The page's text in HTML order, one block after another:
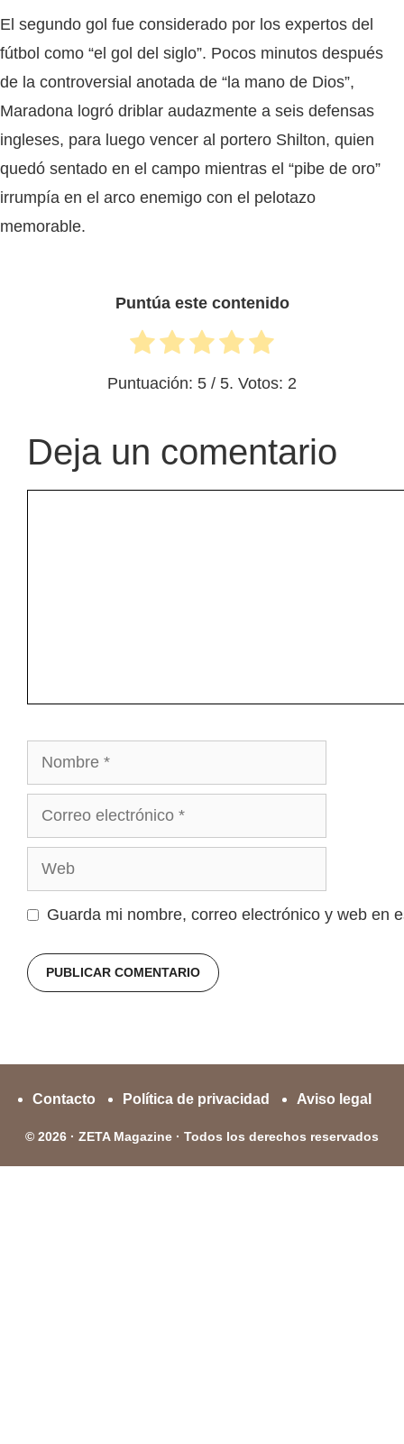
El segundo gol fue considerado por los expertos del
fútbol como “el gol del siglo”. Pocos minutos después
de la controversial anotada de “la mano de Dios”,
Maradona logró driblar audazmente a seis defensas
ingleses, para luego vencer al portero Shilton, quien
quedó sentado en el campo mientras el “pibe de oro”
irrumpía en el arco enemigo con el pelotazo
memorable.
Puntúa este contenido
Puntuación: 5 / 5. Votos: 2
Deja un comentario
Nombre
Correo
electrónico
Web
Guarda mi nombre, correo electrónico y web en
Contacto Política de privacidad Aviso legal
© 2026 · ZETA Magazine · Todos los derechos reservados